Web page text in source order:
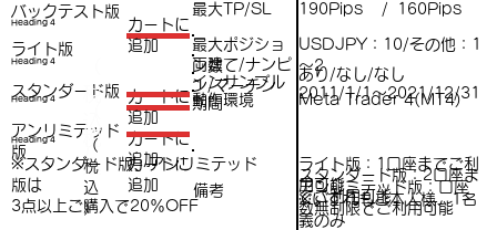
バックテスト版
スタンダード版
アンリミテッド
版
最大ポジショ
ン数
USDJPY：10/その他：1
～2
Heading 4
​カートに
追加
税
込
）
Heading 4
​カートに
追加
Heading 4
税
込
）
​カートに
追加
Heading 4
（
税
込
）
​カートに
追加
ライト版
最大TP/SL 190Pips / 160Pips
両建て/ナンピ
ン/マーチン
あり/なし/なし
インサンプル
期間
2011/1/1～2021/12/31
動作環境 Meta Trader 4(MT4)
備考
ライト版：1口座までご利
用可能
スタンダード版：2口座ま
でご利用可能
アンリミテッド版：口座
数無制限でご利用可能
※いずれもご本人様、1名
義のみ
※スタンダード版、アンリミテッド
版は
3点以上ご購入で​20％OFF